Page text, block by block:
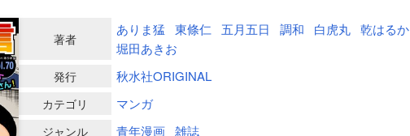
著者
ありま猛 東條仁 五月五日 調和 白虎丸 乾はるか
堀田あきお
発行 秋水社ORIGINAL
カテゴリ マンガ
ジャンル 青年漫画 雑誌